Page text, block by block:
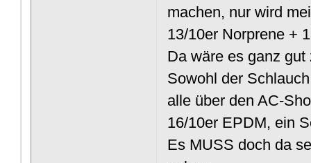
machen, nur wird
13/10er Norprene +
Da wäre es ganz
Sowohl der
alle über den AC-
16/10er EPDM, ein
Es MUSS doch da